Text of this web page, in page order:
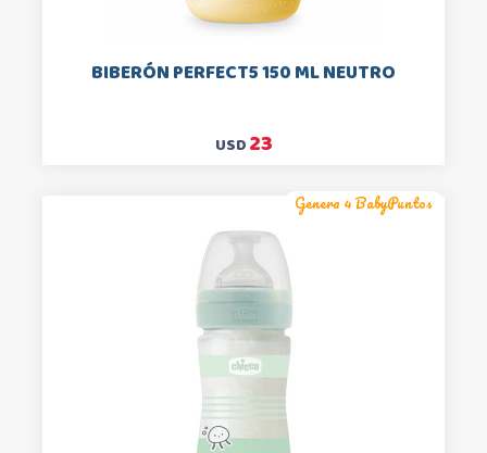
BIBERÓN PERFECT5 150 ML NEUTRO
USD23
Genera 4 BabyPuntos